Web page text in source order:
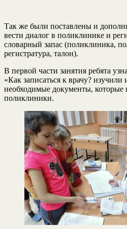
Так же были поставлены и
вести диалог в поликлинике и
словарный запас (поликлиника,
регистратура, талон).
В первой части занятия ребята
«Как записаться к врачу? изучили
необходимые документы,
поликлиники.